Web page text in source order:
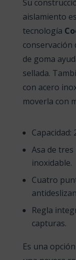
Su
aislamiento
tecnología
conservación
de goma
sellada.
con acero
moverla con
Capacidad:
Asa de
inoxidable.
Cuatro
Regla
capturas.
Es una